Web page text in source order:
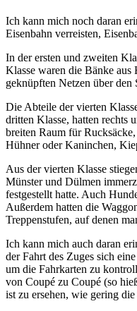
Ich kann mich noch daran
Eisenbahn verreisten,
In der ersten und zweiten
Klasse waren die Bänke
geknüpften Netzen über
Die Abteile der vierten
dritten Klasse, hatten rechts
breiten Raum für
Hühner oder Kaninchen,
Aus der vierten Klasse
Münster und Dülmen
festgestellt hatte. Auch
Außerdem hatten die
Treppenstufen, auf denen
Ich kann mich auch daran
der Fahrt des Zuges sich
um die Fahrkarten zu
von Coupé zu Coupé (so
ist zu ersehen, wie gering